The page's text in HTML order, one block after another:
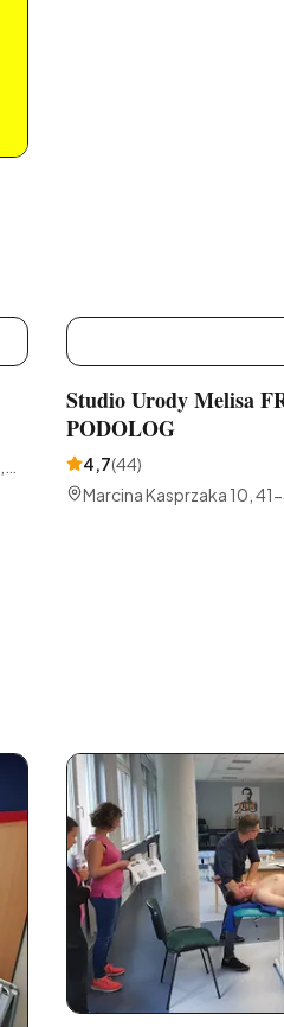
Studio Urody Melisa
PODOLOG
4,7(44)
Marcina Kasprzaka 10,